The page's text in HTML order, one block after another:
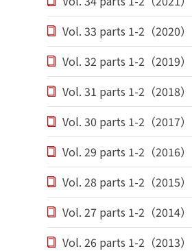
Vol. 33 parts 1-2（2020）
Vol. 32 parts 1-2（2019）
Vol. 31 parts 1-2（2018）
Vol. 30 parts 1-2（2017）
Vol. 29 parts 1-2（2016）
Vol. 28 parts 1-2（2015）
Vol. 27 parts 1-2（2014）
Vol. 26 parts 1-2（2013）